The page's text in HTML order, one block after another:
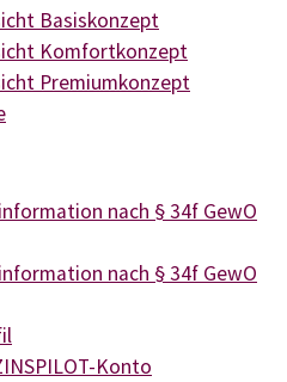
Basiskonzept
Komfortkonzept
Premiumkonzept
nach § 34f GewO
nach § 34f GewO
Konto